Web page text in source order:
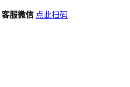
客服微信 点此扫码